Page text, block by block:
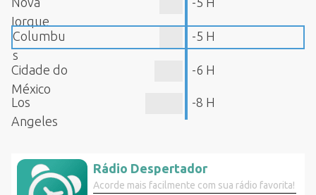
Iorque
Columbu
s
-5 H
Cidade do
México
-6 H
Los
Angeles
-8 H
Rádio Despertador
Acorde mais facilmente com sua rádio favorita!